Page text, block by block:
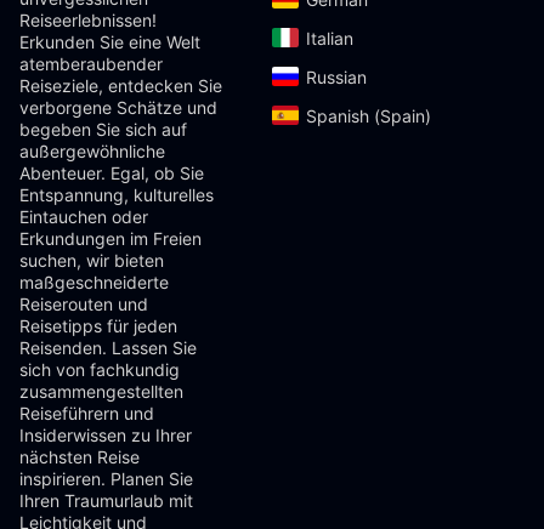
Reiseerlebnissen!
Erkunden Sie eine Welt
atemberaubender
Reiseziele, entdecken Sie
verborgene Schätze und
begeben Sie sich auf
außergewöhnliche
Abenteuer. Egal, ob Sie
Entspannung, kulturelles
Eintauchen oder
Erkundungen im Freien
suchen, wir bieten
maßgeschneiderte
Reiserouten und
Reisetipps für jeden
Reisenden. Lassen Sie
sich von fachkundig
zusammengestellten
Reiseführern und
Insiderwissen zu Ihrer
nächsten Reise
inspirieren. Planen Sie
Ihren Traumurlaub mit
Leichtigkeit und
Italian‎
Russian‎
Spanish (Spain)‎